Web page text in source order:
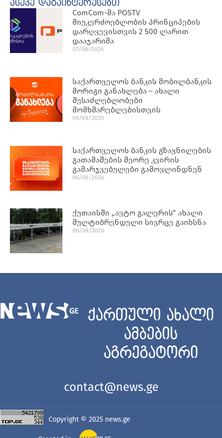
ასევე დაგაინტერესებთ
ComCom-მა POSTV
მიუკერძოებლობის პრინციპების
დარღვევისთვის 2 500 ლარით
დააჯარიმა
07/08/2026
საქართველოს ბანკის მობილბანკის
მორიგი განახლება – ახალი
შესაძლებლობები
მომხმარებლებისთვის
06/08/2026
საქართველოს ბანკის გზავნილების
გათამაშების მეორე კვირის
გამარჯვებულები გამოვლინდნენ
06/08/2026
ქუთაისში „ავტო გალერის“ ახალი
მულტიბრენდული სივრცე გაიხსნა
06/08/2026
ქართული ახალი
ამბების
აგრეგატორი
contact@news.ge
Copyright © 2025 news.ge